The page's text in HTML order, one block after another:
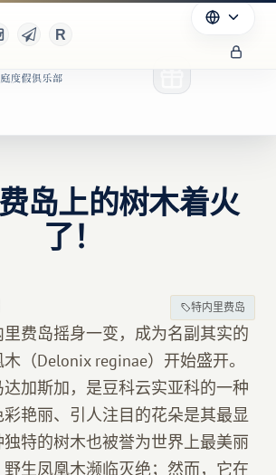
岛上的树木着火
了！
特内里费岛
费岛摇身一变，成为名副其实的
（Delonix reginae）开始盛开。
加斯加，是豆科云实亚科的一种
艳丽、引人注目的花朵是其最显
特的树木也被誉为世界上最美丽
生凤凰木濒临灭绝；然而，它在